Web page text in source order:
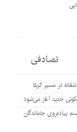
تصادفی
در مسیر کربلا
مراسم پیاده‌روی جاماندگان